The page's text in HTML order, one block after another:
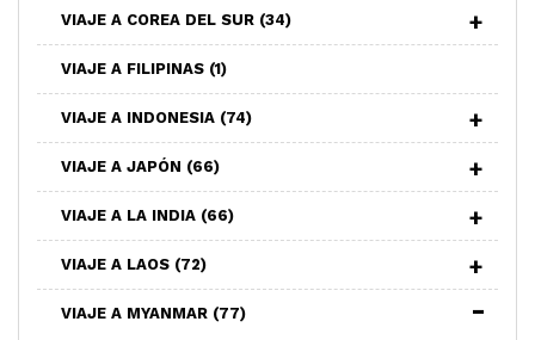
VIAJE A COREA DEL SUR (34)
VIAJE A FILIPINAS (1)
VIAJE A INDONESIA (74)
VIAJE A JAPÓN (66)
VIAJE A LA INDIA (66)
VIAJE A LAOS (72)
VIAJE A MYANMAR (77)